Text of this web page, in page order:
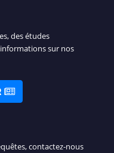
des études
sur nos
contactez-nous